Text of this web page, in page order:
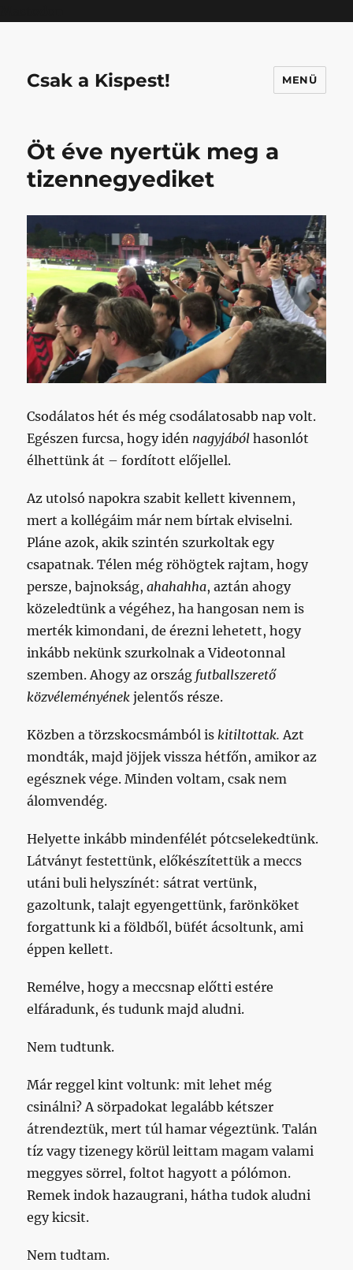
Csak a Kispest! MENÜ
Öt éve nyertük meg a
tizennegyediket
Csodálatos hét és még csodálatosabb nap volt.
Egészen furcsa, hogy idén nagyjából hasonlót
élhettünk át – fordított előjellel.
Az utolsó napokra szabit kellett kivennem,
mert a kollégáim már nem bírtak elviselni.
Pláne azok, akik szintén szurkoltak egy
csapatnak. Télen még röhögtek rajtam, hogy
persze, bajnokság,ahahahha, aztán ahogy
közeledtünk a végéhez, ha hangosan nem is
merték kimondani, de érezni lehetett, hogy
inkább nekünk szurkolnak a Videotonnal
szemben. Ahogy az ország futballszerető
közvéleményének jelentős része.
Közben a törzskocsmámból iskitiltottak. Azt
mondták, majd jöjjek vissza hétfőn, amikor az
egésznek vége. Minden voltam, csak nem
álomvendég.
Helyette inkább mindenfélét pótcselekedtünk.
Látványt festettünk, előkészítettük a meccs
utáni buli helyszínét: sátrat vertünk,
gazoltunk, talajt egyengettünk, farönköket
forgattunk ki a földből, büfét ácsoltunk, ami
éppen kellett.
Remélve, hogy a meccsnap előtti estére
elfáradunk, és tudunk majd aludni.
Nem tudtunk.
Már reggel kint voltunk: mit lehet még
csinálni? A sörpadokat legalább kétszer
átrendeztük, mert túl hamar végeztünk. Talán
tíz vagy tizenegy körül leittam magam valami
meggyes sörrel, foltot hagyott a pólómon.
Remek indok hazaugrani, hátha tudok aludni
egy kicsit.
Nem tudtam.